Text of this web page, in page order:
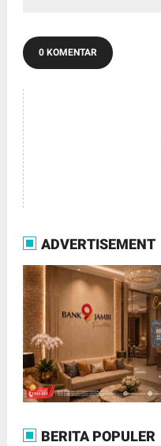
0 KOMENTAR
ADVERTISEMENT
BERITA POPULER